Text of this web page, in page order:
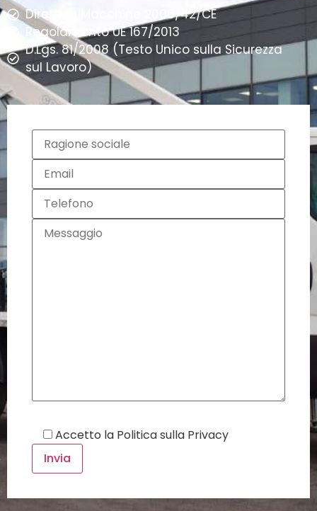
Direttiva Macchine 2006/42/CE
Regolamento UE 167/2013
D.Lgs. 81/2008 (Testo Unico sulla Sicurezza
sul Lavoro)
Accetto la Politica sulla Privacy